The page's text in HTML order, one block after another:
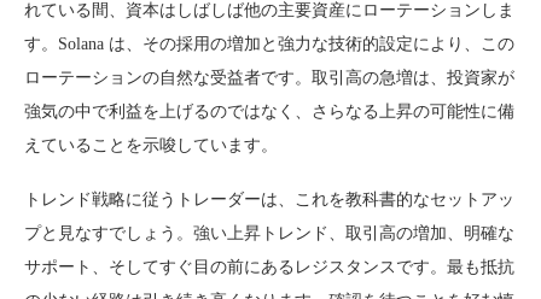
れている間、資本はしばしば他の主要資産にローテーションしま
す。Solana は、その採用の増加と強力な技術的設定により、この
ローテーションの自然な受益者です。取引高の急増は、投資家が
強気の中で利益を上げるのではなく、さらなる上昇の可能性に備
えていることを示唆しています。
トレンド戦略に従うトレーダーは、これを教科書的なセットアッ
プと見なすでしょう。強い上昇トレンド、取引高の増加、明確な
サポート、そしてすぐ目の前にあるレジスタンスです。最も抵抗